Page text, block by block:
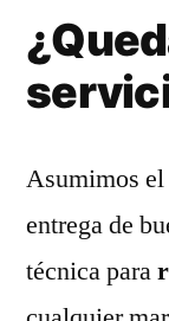
Asumimos
entrega de
técnica para